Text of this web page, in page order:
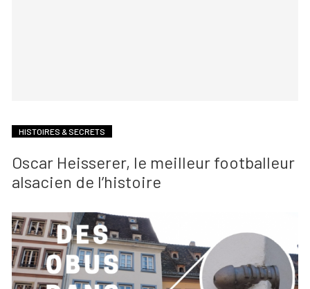
HISTOIRES & SECRETS
Oscar Heisserer, le meilleur footballeur
alsacien de l’histoire